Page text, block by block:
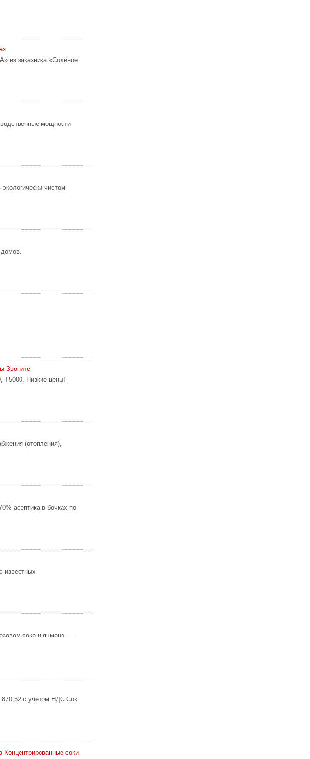
из заказника «Солёное
мощности
чиcтом
домов.
Звоните
Т5000. Низкие цены!
(отопления),
асептика в бочках по
известных
соке и ячмене —
870,52 с учетом НДС Сок
Концентрированные соки